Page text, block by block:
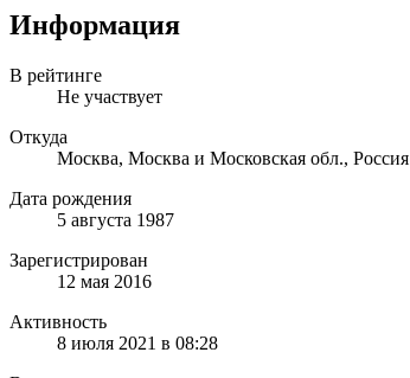
Информация
В рейтинге
Не участвует
Откуда
Москва, Москва и Московская обл., Россия
Дата рождения
5 августа 1987
Зарегистрирован
12 мая 2016
Активность
8 июля 2021 в 08:28